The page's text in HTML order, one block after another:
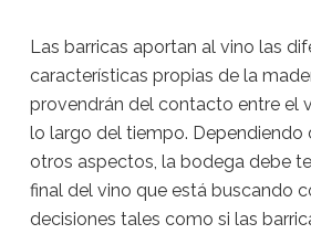
Las barricas aportan al vino las
características propias de la
provendrán del contacto entre el
lo largo del tiempo. Dependiendo
otros aspectos, la bodega debe
final del vino que está buscando
decisiones tales como si las